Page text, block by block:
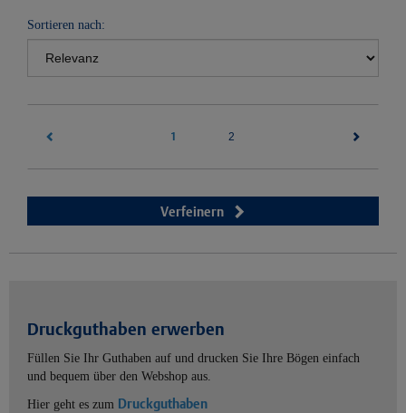
Sortieren nach:
1 2(current)
Verfeinern
Druckguthaben erwerben
Füllen Sie Ihr Guthaben auf und drucken Sie Ihre Bögen einfach
und bequem über den Webshop aus.
Hier geht es zum Druckguthaben